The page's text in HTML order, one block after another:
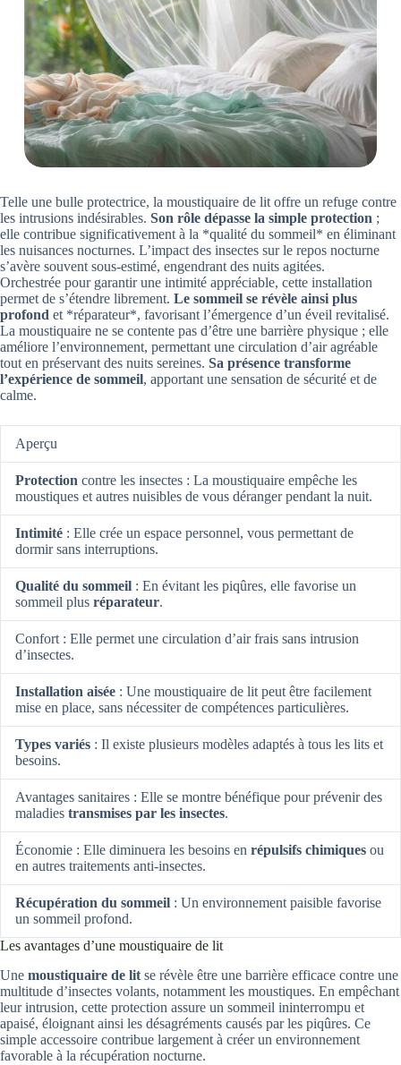
Telle une bulle protectrice, la moustiquaire de lit offre un refuge contre
les intrusions indésirables. Son rôle dépasse la simple protection ;
elle contribue significativement à la *qualité du sommeil* en éliminant
les nuisances nocturnes. L’impact des insectes sur le repos nocturne
s’avère souvent sous-estimé, engendrant des nuits agitées.
Orchestrée pour garantir une intimité appréciable, cette installation
permet de s’étendre librement. Le sommeil se révèle ainsi plus
profond et *réparateur*, favorisant l’émergence d’un éveil revitalisé.
La moustiquaire ne se contente pas d’être une barrière physique ; elle
améliore l’environnement, permettant une circulation d’air agréable
tout en préservant des nuits sereines. Sa présence transforme
l’expérience de sommeil, apportant une sensation de sécurité et de
calme.
Aperçu
Protection contre les insectes : La moustiquaire empêche les
moustiques et autres nuisibles de vous déranger pendant la nuit.
Intimité : Elle crée un espace personnel, vous permettant de
dormir sans interruptions.
Qualité du sommeil : En évitant les piqûres, elle favorise un
sommeil plus réparateur.
Confort : Elle permet une circulation d’air frais sans intrusion
d’insectes.
Installation aisée : Une moustiquaire de lit peut être facilement
mise en place, sans nécessiter de compétences particulières.
Types variés : Il existe plusieurs modèles adaptés à tous les lits et
besoins.
Avantages sanitaires : Elle se montre bénéfique pour prévenir des
maladies transmises par les insectes.
Économie : Elle diminuera les besoins en répulsifs chimiques ou
en autres traitements anti-insectes.
Récupération du sommeil : Un environnement paisible favorise
un sommeil profond.
Les avantages d’une moustiquaire de lit
Une moustiquaire de lit se révèle être une barrière efficace contre une
multitude d’insectes volants, notamment les moustiques. En empêchant
leur intrusion, cette protection assure un sommeil ininterrompu et
apaisé, éloignant ainsi les désagréments causés par les piqûres. Ce
simple accessoire contribue largement à créer un environnement
favorable à la récupération nocturne.